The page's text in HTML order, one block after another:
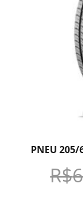
PNEU 205/
R$